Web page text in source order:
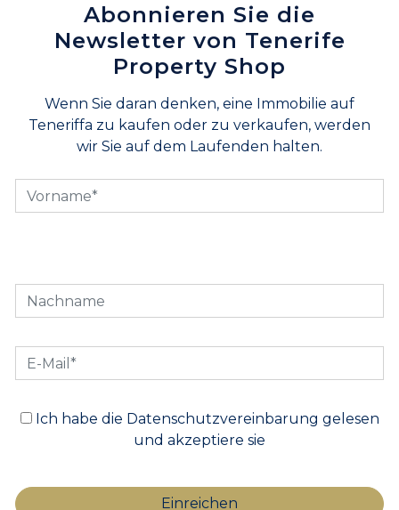
Abonnieren Sie die
Newsletter von Tenerife
Property Shop
Wenn Sie daran denken, eine Immobilie auf
Teneriffa zu kaufen oder zu verkaufen, werden
wir Sie auf dem Laufenden halten.
Ich habe die Datenschutzvereinbarung gelesen
und akzeptiere sie